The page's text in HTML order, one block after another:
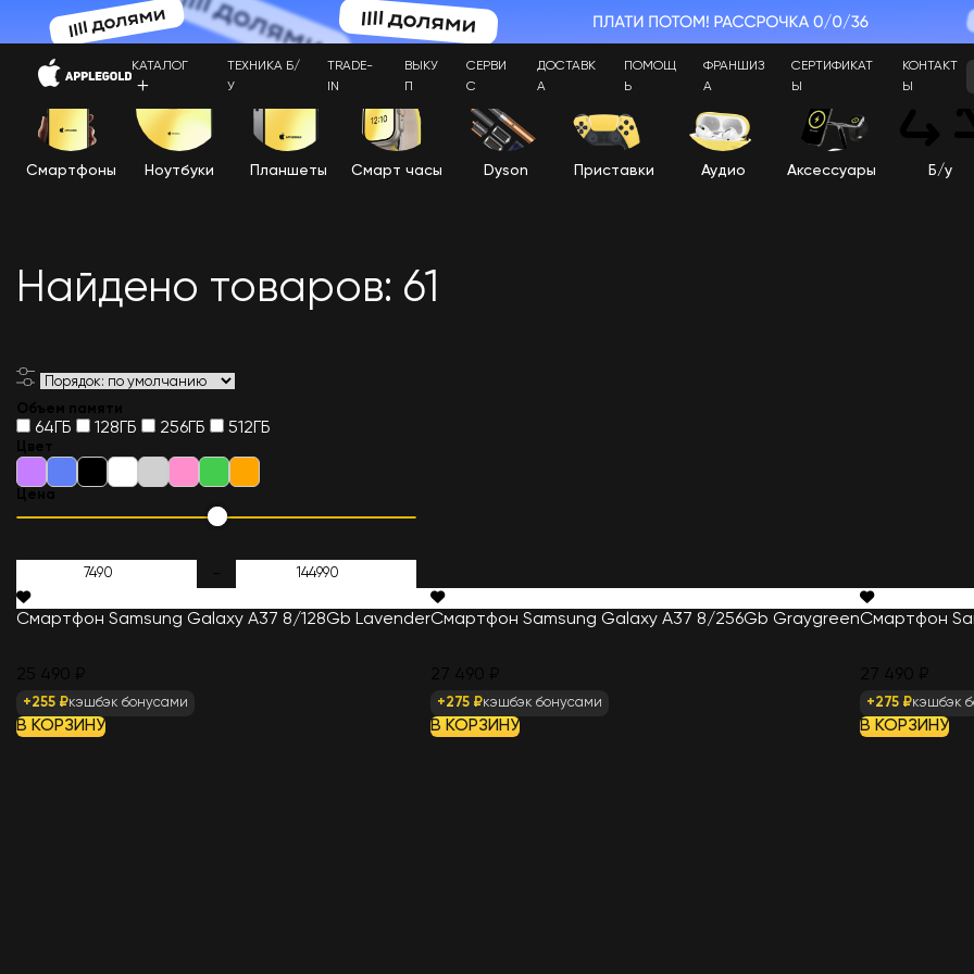
КАТАЛОГ
ТЕХНИКА Б/
У
TRADE-
IN
ВЫКУ
П
СЕРВИ
С
ДОСТАВК
А
ПОМОЩ
Ь
ФРАНШИЗ
А
СЕРТИФИКАТ
Ы
КОНТАКТ
Ы
Смартфоны Ноутбуки Планшеты Смарт часы Dyson Приставки Аудио Аксессуары Б/у
Найдено товаров: 61
64ГБ 128ГБ 256ГБ 512ГБ
Смартфон Samsung Galaxy A37 8/128Gb Lavender
+255 ₽кэшбэк бонусами
В КОРЗИНУ
Смартфон Samsung Galaxy A37 8/256Gb Graygreen
+275 ₽кэшбэк бонусами
В КОРЗИНУ
Смартфон
+275 ₽кэшбэк
В КОРЗИНУ